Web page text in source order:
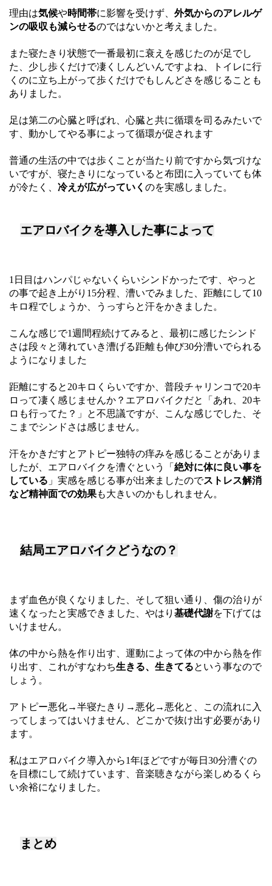
理由は気候や時間帯に影響を受けず、 外気からのアレルゲ
ンの吸収も減らせるのではないかと考えました。
また寝たきり状態で一番最初に衰えを感じたのが足でし
た、少し歩くだけで凄くしんどいんですよね、トイレに行
くのに立ち上がって歩くだけでもしんどさを感じることも
ありました。
足は第二の心臓と呼ばれ、心臓と共に循環を司るみたいで
す、動かしてやる事によって循環が促されます
普通の生活の中では歩くことが当たり前ですから気づけな
いですが、寝たきりになっていると布団に入っていても体
が冷たく、 冷えが広がっていく のを実感しました。
エアロバイクを導入した事によって
1日目はハンパじゃないくらいシンドかったです、やっと
の事で起き上がり15分程、漕いでみました、距離にして10
キロ程でしょうか、うっすらと汗をかきました。
こんな感じで1週間程続けてみると、最初に感じたシンド
さは段々と薄れていき漕げる距離も伸び30分漕いでられる
ようになりました
距離にすると20キロくらいですか、普段チャリンコで20キ
ロって凄く感じませんか？エアロバイクだと「あれ、20キ
ロも行ってた？」と不思議ですが、こんな感じでした、そ
こまでシンドさは感じません。
汗をかきだすとアトピー独特の痒みを感じることがありま
したが、エアロバイクを漕ぐという「 絶対に体に良い事を
している 」実感を感じる事が出来ましたのでストレス解消
など精神面での効果も大きいのかもしれません。
結局エアロバイクどうなの？
まず血色が良くなりました、そして狙い通り、傷の治りが
速くなったと実感できました、やはり 基礎代謝を下げては
いけません。
体の中から熱を作り出す、運動によって体の中から熱を作
り出す、これがすなわち生きる、生きてるという事なので
しょう。
アトピー悪化→半寝たきり→悪化→悪化と、この流れに入
ってしまってはいけません、どこかで抜け出す必要があり
ます。
私はエアロバイク導入から1年ほどですが毎日30分漕ぐの
を目標にして続けています、音楽聴きながら楽しめるくら
い余裕になりました。
まとめ